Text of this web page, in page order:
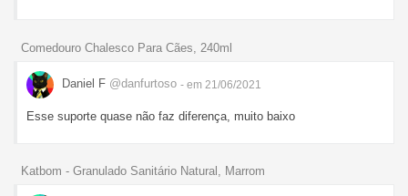
Comedouro Chalesco Para Cães, 240ml
Daniel F @danfurtoso - em 21/06/2021
Esse suporte quase não faz diferença, muito baixo
Katbom - Granulado Sanitário Natural, Marrom